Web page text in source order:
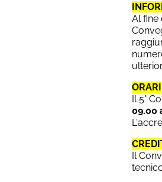
Al fine
ORARI
Il 5°
09.00
Il